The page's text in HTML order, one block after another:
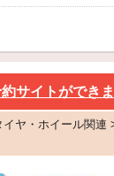
サイトができ
ヤ・ホイール関連